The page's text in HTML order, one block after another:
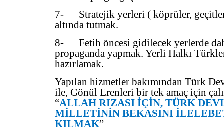
7- Stratejik yerleri ( köprüler,
altında tutmak.
8- Fetih öncesi gidilecek yerlerde
propaganda yapmak. Yerli Halkı
hazırlamak.
Yapılan hizmetler bakımından Türk
ile, Gönül Erenleri bir tek amaç için
“ALLAH RIZASI İÇİN, TÜRK
MİLLETİNİN BEKASINI
KILMAK”